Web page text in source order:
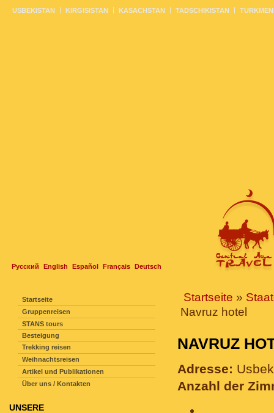
Русский English Español Français Deutsch
USBEKISTAN KIRGISISTAN KASACHSTAN TADSCHIKISTAN
Startseite »
Navruz hotel
NAVRUZ
Adresse:
Anzahl der
Startseite
Gruppenreisen
STANS tours
Besteigung
Trekking reisen
Weihnachtsreisen
Artikel und Publikationen
Über uns / Kontakten
UNSERE